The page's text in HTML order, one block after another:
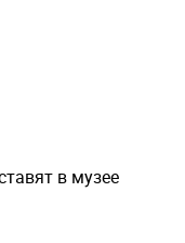
в музее